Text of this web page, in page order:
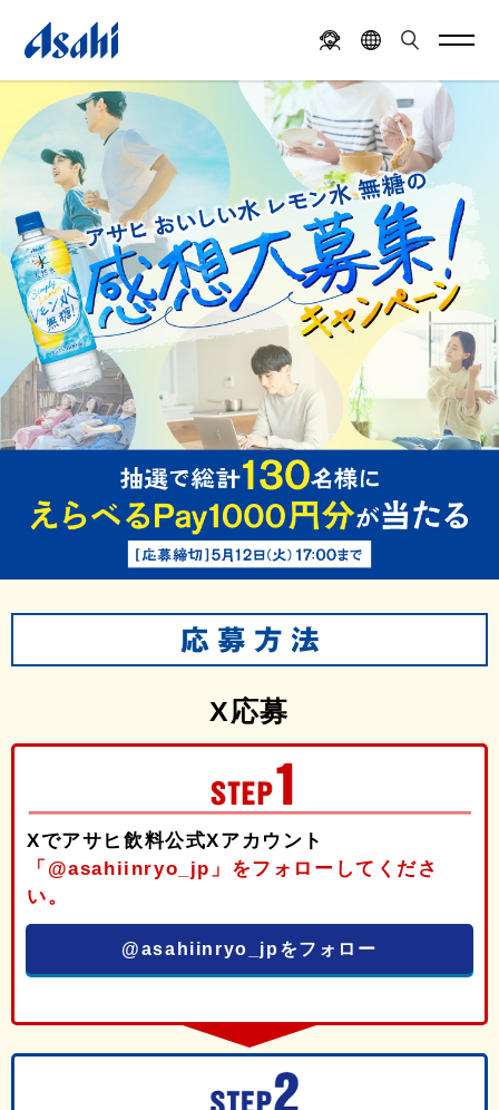
X応募
Xでアサヒ飲料公式Xアカウント
「@asahiinryo_jp」をフォローしてくださ
い。
@asahiinryo_jpをフォロー